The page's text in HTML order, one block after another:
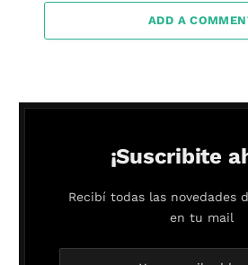
ADD A
¡Suscribite
Recibí todas las novedades
en tu mail